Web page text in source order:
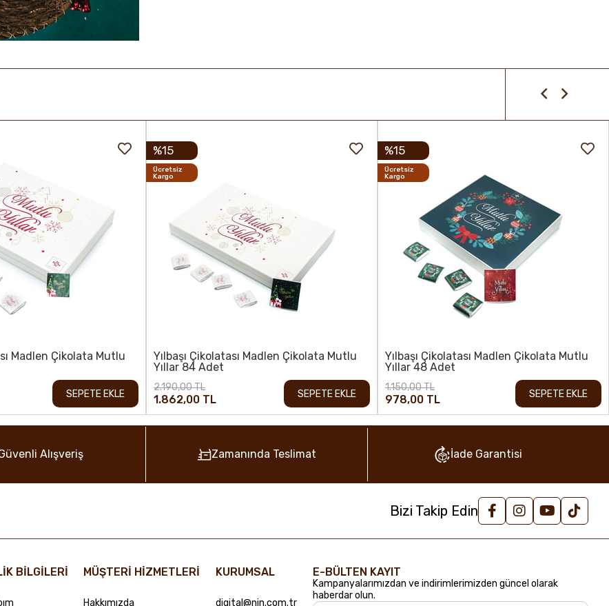
Madlen Çikolata Mutlu
SEPETE EKLE
Yılbaşı Çikolatası Madlen Çikolata Mutlu
Yıllar 84 Adet
1.862,00 TL
2.190,00 TL
SEPETE EKLE
%15
Ücretsiz
Kargo
Yılbaşı Çikolatası Madlen Çikolata Mutlu
Yıllar 48 Adet
978,00 TL
1.150,00 TL
SEPETE EKLE
%15
Ücretsiz
Kargo
Alışveriş Zamanında Teslimat İade Garantisi
Bizi Takip Edin
BİLGİLERİ MÜŞTERİ HİZMETLERİ
Hakkımızda
KURUMSAL
digital@nin.com.tr
E-BÜLTEN KAYIT
Kampanyalarımızdan ve indirimlerimizden güncel olarak
haberdar olun.